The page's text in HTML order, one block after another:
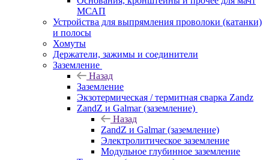
МСАП
Устройства для выпрямления проволоки (катанки)
и полосы
Хомуты
Держатели, зажимы и соединители
Заземление
Назад
Заземление
Экзотермическая / термитная сварка Zandz
ZandZ и Galmar (заземление)
Назад
ZandZ и Galmar (заземление)
Электролитическое заземление
Модульное глубинное заземление